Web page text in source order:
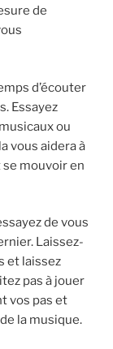
de
d’écouter
Essayez
ou
vous aidera à
mouvoir en
de vous
Laissez-
et laissez
pas à jouer
vos pas et
la musique.